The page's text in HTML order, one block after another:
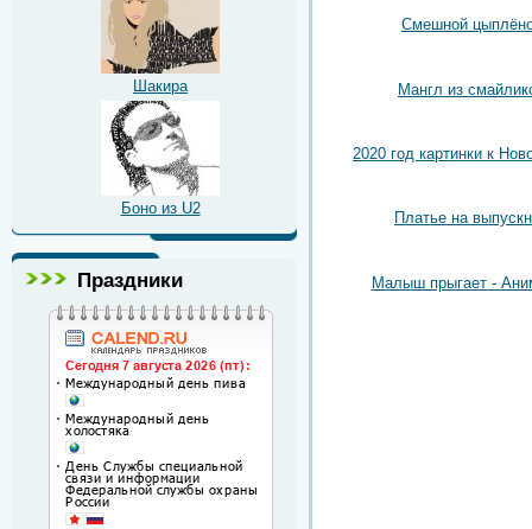
Шакира
Боно из U2
Праздники
Смешной
Мангл из
2020 год картинки к
Платье на
Малыш прыгает -